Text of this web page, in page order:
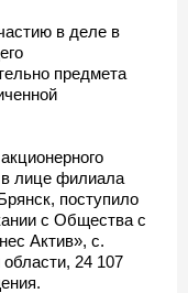
в деле в
предмета
в лице филиала
поступило
с Общества с
Актив», с.
24 107